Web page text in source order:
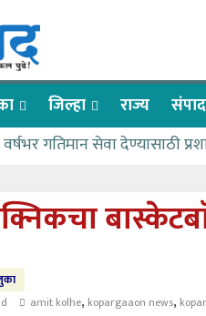
जिल्हा राज्य
वर्षभर गतिमान सेवा देण्यासाठी
आत्मामालिक गुरूकूलाचे २२८ विद्यार्थी
ईच्छा आणि मेहनतीच्या बळावर यश
amit kolhe, kopargaaon news,